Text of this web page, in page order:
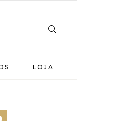
LOJA